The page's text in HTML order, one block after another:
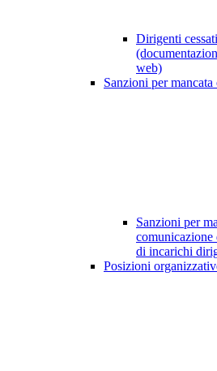
Dirigenti
web)
Sanzioni per
Sanzioni per
comunicazione
di incarichi
Posizioni